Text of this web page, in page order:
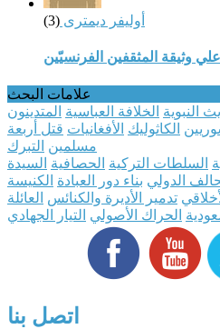
أوليفر ديمترى (3)
وثيقة المثقفين الفرنسيّين
علامات البحث
النبوية الخلافة العباسية المتدينون
الكاثوليك الأفغانيات قتل أربعة
مسلمين التبرك
السلطات التركية الحصافية السيدة
الدولي بناء دور العبادة الكنيسة
تدمير الأديرة والكنائس العائلة
الحراك الأصولي التيار الجهادي
اتصل بنا